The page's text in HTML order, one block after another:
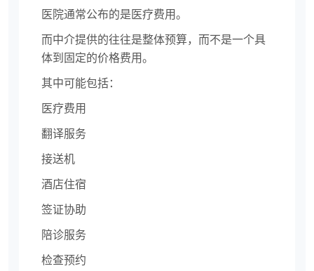
医院通常公布的是医疗费用。
而中介提供的往往是整体预算，而不是一个具
体到固定的价格费用。
其中可能包括：
医疗费用
翻译服务
接送机
酒店住宿
签证协助
陪诊服务
检查预约